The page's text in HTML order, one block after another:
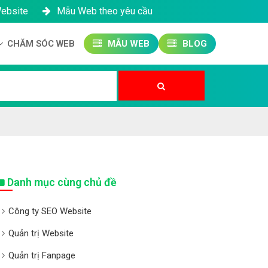
Mẫu Web theo yêu cầu
CHĂM SÓC WEB MẪU WEB BLOG
Danh mục cùng chủ đề
Công ty SEO Website
Quản trị Website
Quản trị Fanpage